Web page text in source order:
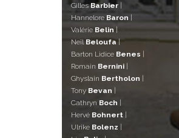
GillesBarbier |
Hannelore Baron |
Valérie Belin|
Neïl Beloufa|
Barton Lidice Benes |
Romain Bernini |
Ghyslain Bertholon |
Tony Bevan |
Cathryn Boch |
Hervé Bohnert |
Ulrike Bolenz |